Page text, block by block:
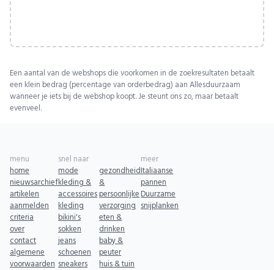
Een aantal van de webshops die voorkomen in de zoekresultaten betaalt
een klein bedrag (percentage van orderbedrag) aan Allesduurzaam
wanneer je iets bij de webshop koopt. Je steunt ons zo, maar betaalt
evenveel.
menu
home
nieuwsarchief
artikelen
aanmelden
criteria
over
contact
algemene
voorwaarden
snel naar
mode
kleding &
accessoires
kleding
bikini's
sokken
jeans
schoenen
sneakers
gezondheid
&
persoonlijke
verzorging
eten &
drinken
baby &
peuter
huis & tuin
meer
Italiaanse
pannen
Duurzame
snijplanken